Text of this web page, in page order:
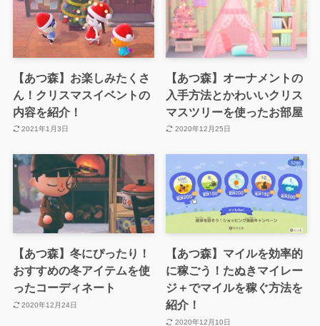
【あつ森】お楽しみたくさ
ん！クリスマスイベントの
内容を紹介！
2021年1月3日
【あつ森】オーナメントの
入手方法とかわいいクリス
マスツリーを使ったお部屋
2020年12月25日
【あつ森】冬にぴったり！
おすすめの冬アイテムを使
ったコーディネート
2020年12月24日
【あつ森】マイルを効率的
に稼ごう！たぬきマイレー
ジ＋でマイルを稼ぐ方法を
紹介！
2020年12月10日